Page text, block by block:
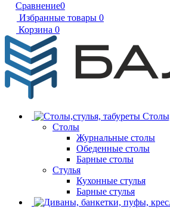
Сравнение0
Избранные товары 0
Корзина 0
Столы
Журнальные столы
Обеденные столы
Барные столы
Стулья
Кухонные стулья
Барные стулья